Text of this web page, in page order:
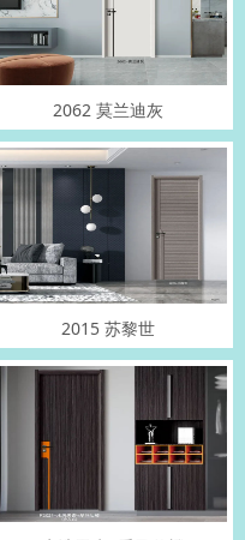
2062 莫兰迪灰
2015 苏黎世